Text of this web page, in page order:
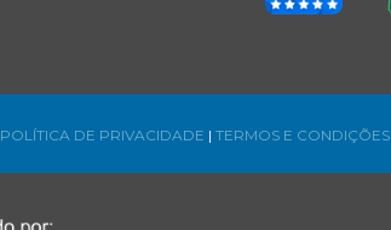
POLÍTICA DE PRIVACIDADE | TERMOS E CONDIÇÕES